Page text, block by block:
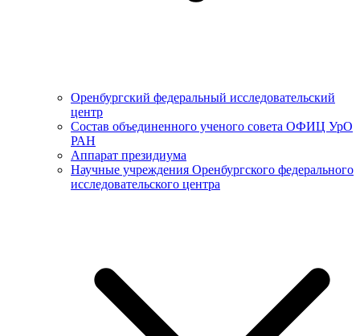
Оренбургский федеральный исследовательский
центр
Состав объединенного ученого совета ОФИЦ УрО
РАН
Аппарат президиума
Научные учреждения Оренбургского федерального
исследовательского центра